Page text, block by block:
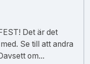
Det är det
Se till att andra
om...